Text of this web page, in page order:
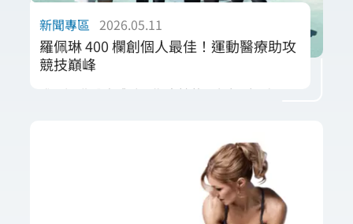
新聞專區 2026.05.11
羅佩琳 400 欄創個人最佳！運動醫療助攻
競技巔峰
唯心運動醫療體系長期支持的田徑好手羅佩
（PB）。此成果體現了專業運動醫療與競技訓
練結合的重要性。唯心團隊提供精準的物理治
療與運動處方，協助運動員在傷後回歸與體能
優化上取得關鍵進展，持續推動國內競技體育